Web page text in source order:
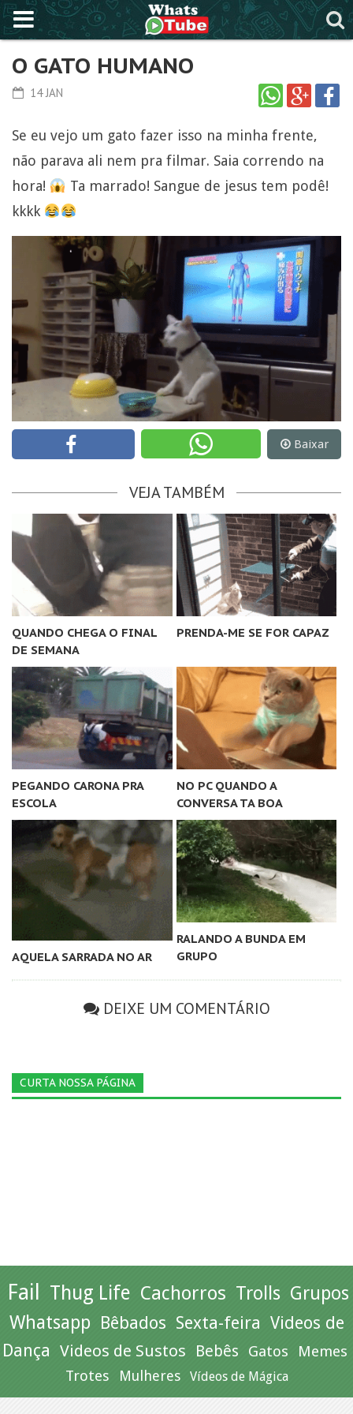
O GATO HUMANO
14 JAN
Se eu vejo um gato fazer isso na minha frente,
não parava ali nem pra filmar. Saia correndo na
hora!
Ta marrado! Sangue de jesus tem podê!
kkkk
Baixar
VEJA TAMBÉM
QUANDO CHEGA O FINAL
DE SEMANA
PRENDA-ME SE FOR CAPAZ
PEGANDO CARONA PRA
ESCOLA
NO PC QUANDO A
CONVERSA TA BOA
AQUELA SARRADA NO AR
RALANDO A BUNDA EM
GRUPO
DEIXE UM COMENTÁRIO
CURTA NOSSA PÁGINA
Fail Thug Life Cachorros Trolls Grupos
Whatsapp Bêbados Sexta-feira Videos de
Dança Videos de Sustos Bebês Gatos Memes
Trotes Mulheres Vídeos de Mágica